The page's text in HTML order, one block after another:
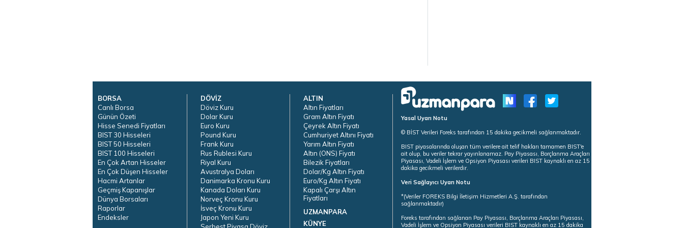
BORSA
Canlı Borsa
Günün Özeti
Hisse Senedi Fiyatları
BIST 30 Hisseleri
BIST 50 Hisseleri
BIST 100 Hisseleri
En Çok Artan Hisseler
En Çok Düşen Hisseler
Hacmi Artanlar
Geçmiş Kapanışlar
Dünya Borsaları
Raporlar
Endeksler
DÖVİZ
Döviz Kuru
Dolar Kuru
Euro Kuru
Pound Kuru
Frank Kuru
Rus Rublesi Kuru
Riyal Kuru
Avustralya Doları
Danimarka Kronu Kuru
Kanada Doları Kuru
Norveç Kronu Kuru
İsveç Kronu Kuru
Japon Yeni Kuru
Serbest Piyasa Döviz
ALTIN
Altın Fiyatları
Gram Altın Fiyatı
Çeyrek Altın Fiyatı
Cumhuriyet Altını Fiyatı
Yarım Altın Fiyatı
Altın (ONS) Fiyatı
Bilezik Fiyatları
Dolar/Kg Altın Fiyatı
Euro/Kg Altın Fiyatı
Kapalı Çarşı Altın
Fiyatları
UZMANPARA
KÜNYE
Yasal Uyarı Notu
© BİST Verileri Foreks tarafından 15 dakika gecikmeli sağlanmaktadır.
BIST piyasalarında oluşan tüm verilere ait telif hakları tamamen BIST'e
ait olup, bu veriler tekrar yayınlanamaz. Pay Piyasası, Borçlanma Araçları
Piyasası, Vadeli İşlem ve Opsiyon Piyasası verileri BIST kaynaklı en az 15
dakika gecikmeli verilerdir.
Veri Sağlayıcı Uyarı Notu
*(Veriler FOREKS Bilgi İletişim Hizmetleri A.Ş. tarafından
sağlanmaktadır)
Foreks tarafından sağlanan Pay Piyasası, Borçlanma Araçları Piyasası,
Vadeli İşlem ve Opsiyon Piyasası verileri BIST kaynaklı en az 15 dakika